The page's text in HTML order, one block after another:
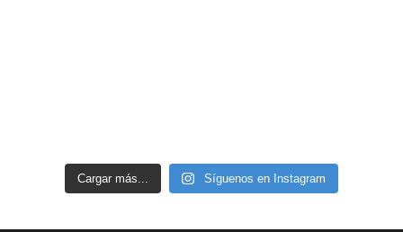
Cargar más... Síguenos en Instagram